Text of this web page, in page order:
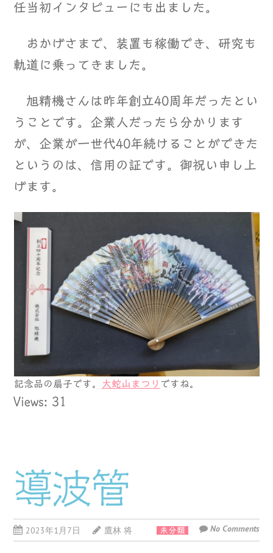
任当初インタビューにも出ました。
おかげさまで、装置も稼働でき、研究も
軌道に乗ってきました。
旭精機さんは昨年創立40周年だったとい
うことです。企業人だったら分かります
が、企業が一世代40年続けることができた
というのは、信用の証です。御祝い申し上
げます。
記念品の扇子です。 大蛇山まつり ですね。
Views: 31
導波管
2023年1月7日 鷹林 将 未分類 No Comments